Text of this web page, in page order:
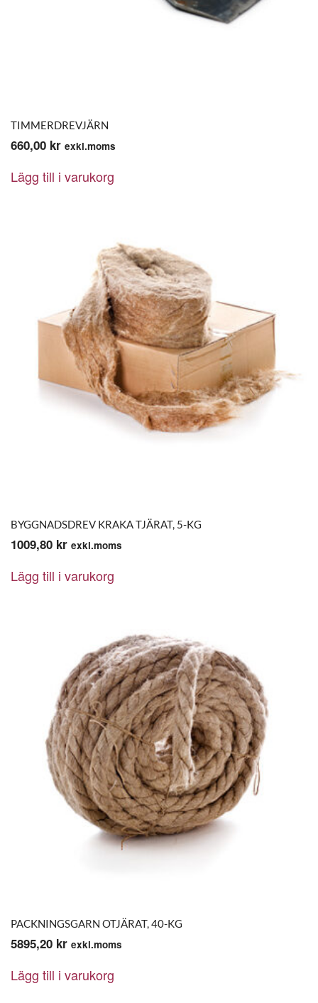
TIMMERDREVJÄRN
660,00 kr exkl.moms
Lägg till i varukorg
BYGGNADSDREV KRAKA TJÄRAT, 5-KG
1009,80 kr exkl.moms
Lägg till i varukorg
PACKNINGSGARN OTJÄRAT, 40-KG
5895,20 kr exkl.moms
Lägg till i varukorg